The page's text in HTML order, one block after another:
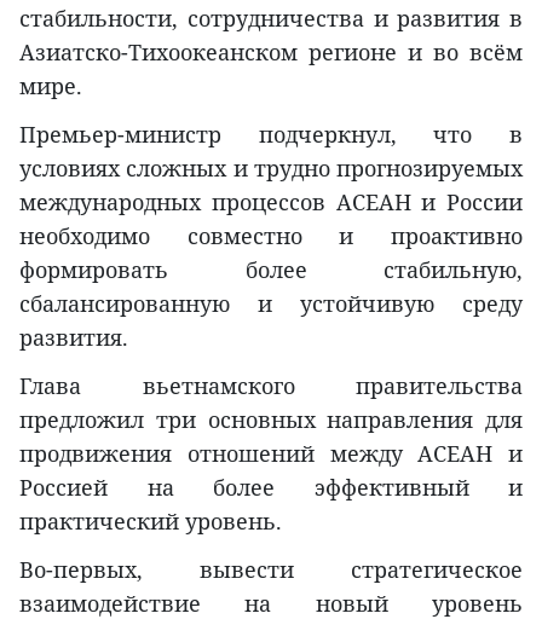
стабильности, сотрудничества и развития в
Азиатско-Тихоокеанском регионе и во всём
мире.
Премьер-министр подчеркнул, что в
условиях сложных и трудно прогнозируемых
международных процессов АСЕАН и России
необходимо совместно и проактивно
формировать более стабильную,
сбалансированную и устойчивую среду
развития.
Глава вьетнамского правительства
предложил три основных направления для
продвижения отношений между АСЕАН и
Россией на более эффективный и
практический уровень.
Во-первых, вывести стратегическое
взаимодействие на новый уровень